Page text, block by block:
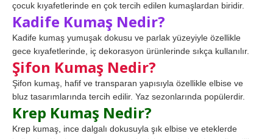
çocuk kıyafetlerinde en çok tercih edilen kumaşlardan biridir.
Kadife Kumaş Nedir?
Kadife kumaş yumuşak dokusu ve parlak yüzeyiyle özellikle
gece kıyafetlerinde, iç dekorasyon ürünlerinde sıkça kullanılır.
Şifon Kumaş Nedir?
Şifon kumaş, hafif ve transparan yapısıyla özellikle elbise ve
bluz tasarımlarında tercih edilir. Yaz sezonlarında popülerdir.
Krep Kumaş Nedir?
Krep kumaş, ince dalgalı dokusuyla şık elbise ve eteklerde